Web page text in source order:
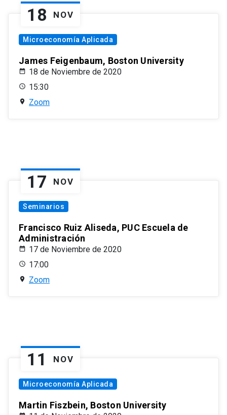
18 NOV
Microeconomía Aplicada
James Feigenbaum, Boston University
18 de Noviembre de 2020
15:30
Zoom
17 NOV
Seminarios
Francisco Ruiz Aliseda, PUC Escuela de
Administración
17 de Noviembre de 2020
17:00
Zoom
11 NOV
Microeconomía Aplicada
Martin Fiszbein, Boston University